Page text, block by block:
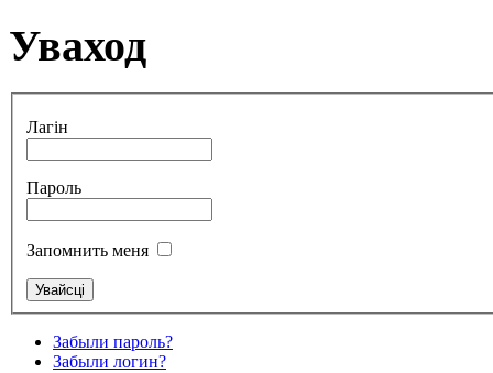
Уваход
Лагін
Пароль
Запомнить меня
Забыли пароль?
Забыли логин?